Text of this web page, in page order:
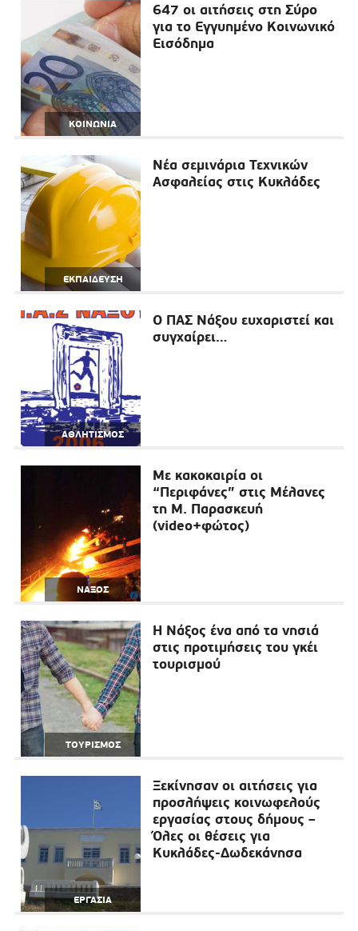
ΚΟΙΝΩΝΙΑ
647 οι αιτήσεις στη Σύρο
για το Εγγυημένο Κοινωνικό
Εισόδημα
ΕΚΠΑΙΔΕΥΣΗ
Νέα σεμινάρια Τεχνικών
Ασφαλείας στις Κυκλάδες
ΑΘΛΗΤΙΣΜΟΣ
Ο ΠΑΣ Νάξου ευχαριστεί και
συγχαίρει…
ΝΑΞΟΣ
Με κακοκαιρία οι
“Περιφάνες” στις Μέλανες
τη Μ. Παρασκευή
(video+φώτος)
ΤΟΥΡΙΣΜΟΣ
Η Νάξος ένα από τα νησιά
στις προτιμήσεις του γκέι
τουρισμού
ΕΡΓΑΣΙΑ
Ξεκίνησαν οι αιτήσεις για
προσλήψεις κοινωφελούς
εργασίας στους δήμους –
Όλες οι θέσεις για
Κυκλάδες-Δωδεκάνησα